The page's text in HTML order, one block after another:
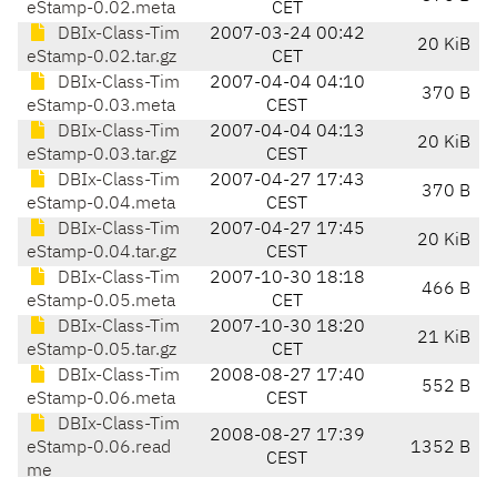
eStamp-0.02.meta
CET
DBIx-Class-Tim
eStamp-0.02.tar.gz
2007-03-24 00:42
CET
20 KiB
DBIx-Class-Tim
eStamp-0.03.meta
2007-04-04 04:10
CEST
370 B
DBIx-Class-Tim
eStamp-0.03.tar.gz
2007-04-04 04:13
CEST
20 KiB
DBIx-Class-Tim
eStamp-0.04.meta
2007-04-27 17:43
CEST
370 B
DBIx-Class-Tim
eStamp-0.04.tar.gz
2007-04-27 17:45
CEST
20 KiB
DBIx-Class-Tim
eStamp-0.05.meta
2007-10-30 18:18
CET
466 B
DBIx-Class-Tim
eStamp-0.05.tar.gz
2007-10-30 18:20
CET
21 KiB
DBIx-Class-Tim
eStamp-0.06.meta
2008-08-27 17:40
CEST
552 B
DBIx-Class-Tim
eStamp-0.06.read
me
2008-08-27 17:39
CEST
1352 B